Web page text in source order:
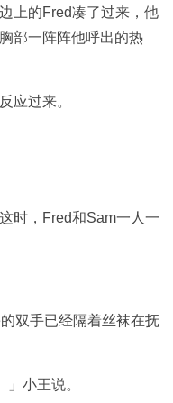
上的Fred凑了过来，他
部一阵阵他呼出的热
应过来。
时，Fred和Sam一人一
双手已经隔着丝袜在抚
」小王说。